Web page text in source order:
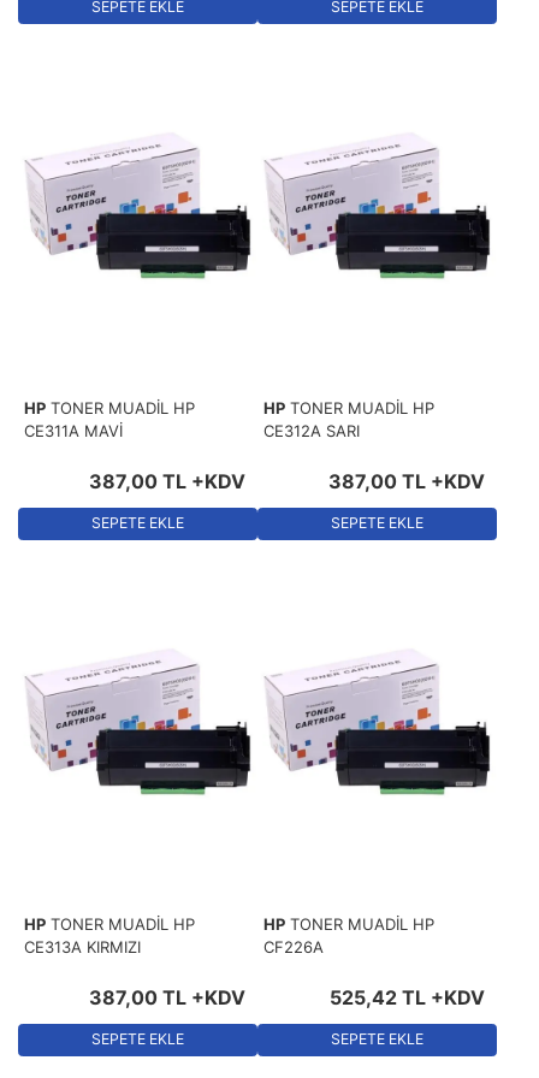
SEPETE EKLE SEPETE EKLE
HP TONER MUADİL HP
CE311A MAVİ
387,00 TL +KDV
SEPETE EKLE
HP TONER MUADİL HP
CE312A SARI
387,00 TL +KDV
SEPETE EKLE
HP TONER MUADİL HP
CE313A KIRMIZI
387,00 TL +KDV
SEPETE EKLE
HP TONER MUADİL HP
CF226A
525,42 TL +KDV
SEPETE EKLE